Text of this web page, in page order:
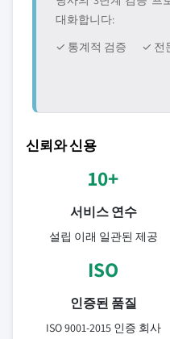
대화합니다:
✓ 통계적 검증
✓ 전
신뢰와 신용
10+
서비스 연수
설립 이래 일관된 제공
ISO
인증된 품질
ISO 9001-2015 인증 회사